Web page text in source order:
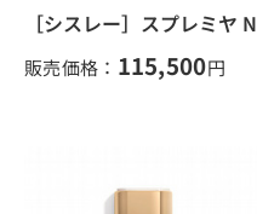
［シスレー］スプレミヤ N
販売価格： 115,500円